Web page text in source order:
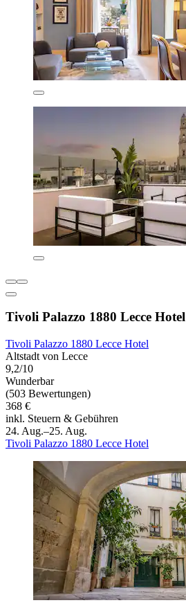
Tivoli Palazzo 1880 Lecce Hotel
Tivoli Palazzo 1880 Lecce Hotel
Altstadt von Lecce
9,2/10
Wunderbar
(503 Bewertungen)
368 €
inkl. Steuern & Gebühren
24. Aug.–25. Aug.
Tivoli Palazzo 1880 Lecce Hotel